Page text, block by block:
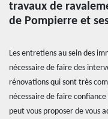
travaux de
de Pompierre et
Les entretiens au sein des
nécessaire de faire des
rénovations qui sont très
nécessaire de faire
peut vous proposer de vous